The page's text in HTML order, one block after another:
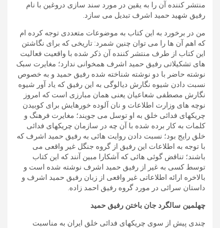
منتشر کننده آن را به یقین در مورد سند سازی دروغین با نام
رفیق شهید حمید اشرف تبدیل می سازد.
من در برخورد به این کتاب به موضوعات متعددی توجه کرده ام
که اهم آن ها را می توان چنین شمرد: تاریخی که برای نگاشتن
این کتاب از طرف منتشر کننده آن ذکر شده با واقعیت فعالیت
های تشکیلاتی رفیق حمید اشرف همخوانی ندارد؛ مغایرت سبک
نوشته حاضر با دو نوشته شناخته شده رفیق حمید و به خصوص
نسبت دادن شیوه نگارش دیالوگی به این رفیق که یاد آور شیوه
نگارش مصطفی شعاعیان یعنی همان مبارزی است که امروز
نوچه های وزارت اطلاعات و نان آلوده خورهایش برای کوبیدن
چریکهای فدائی خلق به او توسل می جویند؛ مغایرت فرهنگ و
کلمات به کار برده شده با آن چه در سازمان چریکهای فدائی
خلق رایج بود؛ نسبت دادن روایت هائی به رفیق حمید اشرف که
با توجه به اطلاعات این رفیق از گروه جنگل غیر واقعی می
باشند؛ تناقض گوئی هائی که آشکارا مبین آنند که این کتاب
توسط کسی به غیر از رفیق حمید اشرف نوشته شده است و
بالاخره ارائه اطلاعاتی غیر واقعی از زبان رفیق حمید اشرف و
داستان سرائی در مورد گروه رفیق احمد زاده.
چهلمین سالگرد جان باختن رفیق حمید
چندی پیش از سوی چریکهای فدائی خلق ایران به مناسبت